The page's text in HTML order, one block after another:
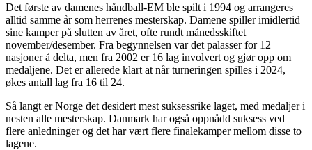
Det første av damenes håndball-EM ble spilt i 1994 og arrangeres
alltid samme år som herrenes mesterskap. Damene spiller imidlertid
sine kamper på slutten av året, ofte rundt månedsskiftet
november/desember. Fra begynnelsen var det palasser for 12
nasjoner å delta, men fra 2002 er 16 lag involvert og gjør opp om
medaljene. Det er allerede klart at når turneringen spilles i 2024,
økes antall lag fra 16 til 24.
Så langt er Norge det desidert mest suksessrike laget, med medaljer i
nesten alle mesterskap. Danmark har også oppnådd suksess ved
flere anledninger og det har vært flere finalekamper mellom disse to
lagene.